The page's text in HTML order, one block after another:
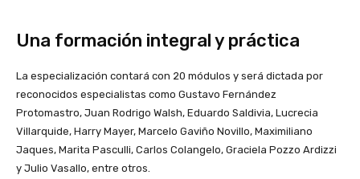
Una formación integral y práctica
La especialización contará con 20 módulos y será dictada por
reconocidos especialistas como Gustavo Fernández
Protomastro, Juan Rodrigo Walsh, Eduardo Saldivia, Lucrecia
Villarquide, Harry Mayer, Marcelo Gaviño Novillo, Maximiliano
Jaques, Marita Pasculli, Carlos Colangelo, Graciela Pozzo Ardizzi
y Julio Vasallo, entre otros.